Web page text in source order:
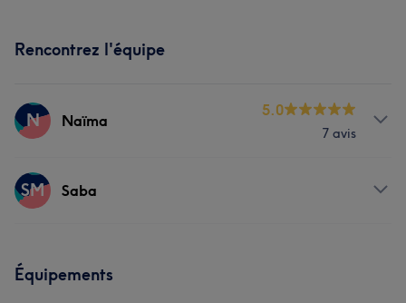
Rencontrez l'équipe
N Naïma
5.0
7 avis
Prestations
SM Saba
Équipements